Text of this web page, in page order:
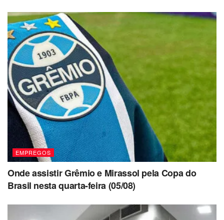
EMPREGOS
Onde assistir Grêmio e Mirassol pela Copa do
Brasil nesta quarta-feira (05/08)